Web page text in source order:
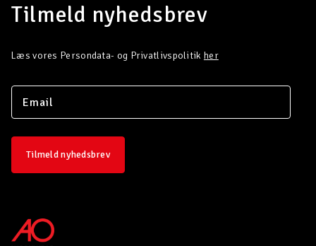
Tilmeld nyhedsbrev
Læs vores Persondata- og Privatlivspolitik her
Tilmeld nyhedsbrev